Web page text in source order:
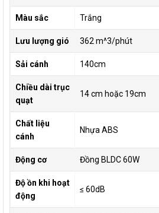
Màu sắc Trắng
Lưu lượng gió 362 m^3/phút
Sải cánh 140cm
Chiều dài trục
quạt
14 cm hoặc 19cm
Chất liệu
cánh
Nhựa ABS
Động cơ Đồng BLDC 60W
Độ ồn khi hoạt
động
≤ 60dB